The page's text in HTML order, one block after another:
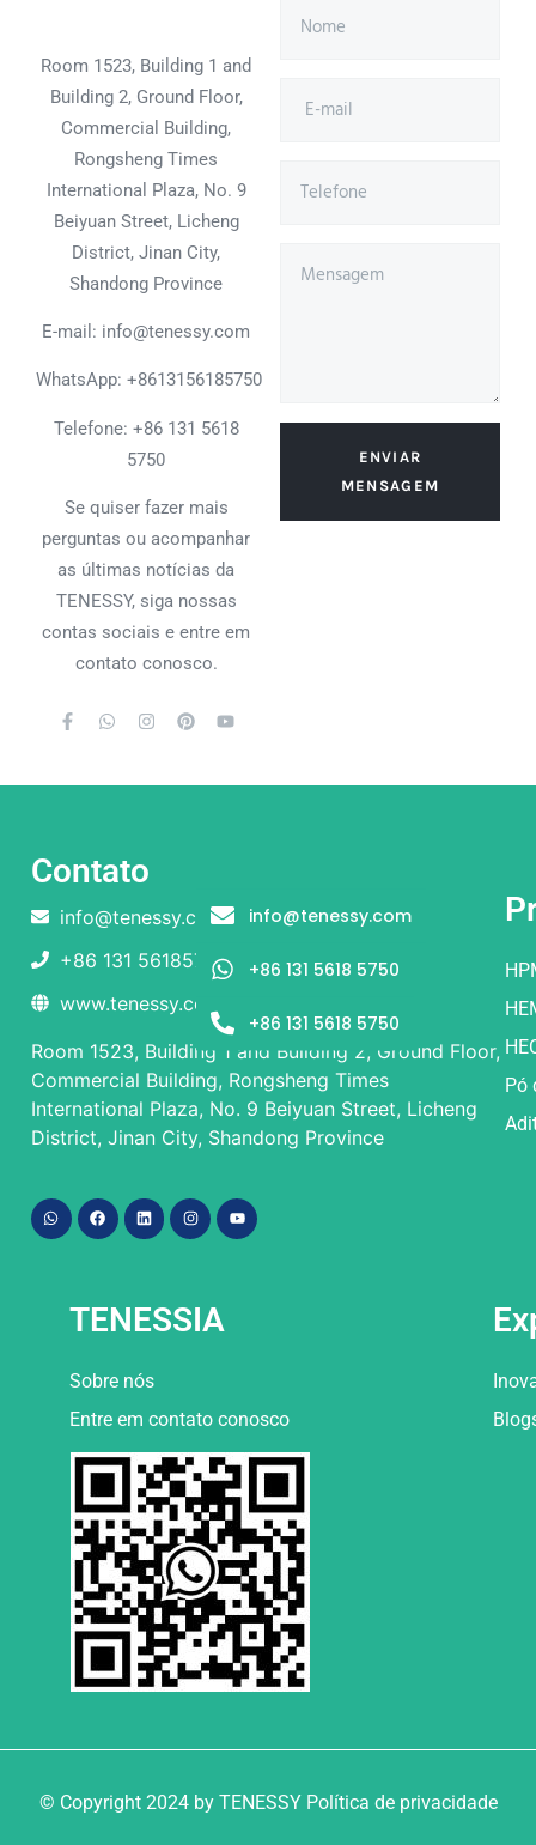
Room 1523, Building 1 and
Building 2, Ground Floor,
Commercial Building,
Rongsheng Times
International Plaza, No. 9
Beiyuan Street, Licheng
District, Jinan City,
Shandong Province
E-mail: info@tenessy.com
WhatsApp: +8613156185750
Telefone: +86 131 5618
5750
Se quiser fazer mais
perguntas ou acompanhar
as últimas notícias da
TENESSY, siga nossas
contas sociais e entre em
contato conosco.
ENVIAR
MENSAGEM
Contato
info@tenessy.com
+86 131 56185750
www.tenessy.com
Room 1523, Building 1 and Building 2, Ground Floor,
Commercial Building, Rongsheng Times
International Plaza, No. 9 Beiyuan Street, Licheng
District, Jinan City, Shandong Province
Pó
TENESSIA
Sobre nós
Entre em contato conosco
© Copyright 2024 by TENESSY Política de privacidade
info@tenessy.com
+86 131 5618 5750
+86 131 5618 5750